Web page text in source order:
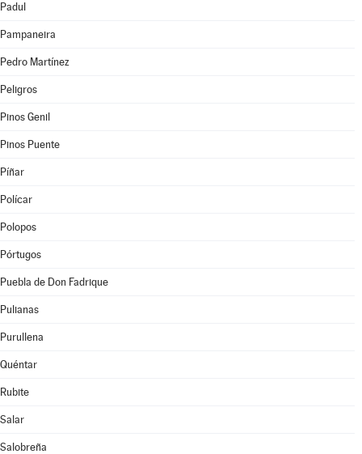
Padul
Pampaneira
Pedro Martínez
Peligros
Pinos Genil
Pinos Puente
Píñar
Polícar
Polopos
Pórtugos
Puebla de Don Fadrique
Pulianas
Purullena
Quéntar
Rubite
Salar
Salobreña